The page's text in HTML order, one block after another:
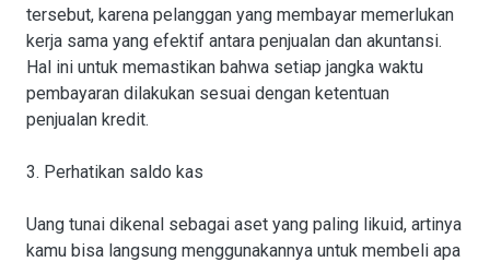
tersebut, karena pelanggan yang membayar memerlukan
kerja sama yang efektif antara penjualan dan akuntansi.
Hal ini untuk memastikan bahwa setiap jangka waktu
pembayaran dilakukan sesuai dengan ketentuan
penjualan kredit.
3. Perhatikan saldo kas
Uang tunai dikenal sebagai aset yang paling likuid, artinya
kamu bisa langsung menggunakannya untuk membeli apa